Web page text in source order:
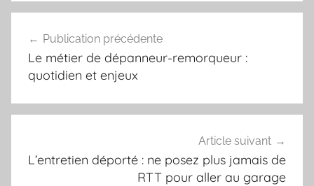
de
l’article
Publication précédente
Le métier de dépanneur-remorqueur :
quotidien et enjeux
Article suivant
L’entretien déporté : ne posez plus jamais de
RTT pour aller au garage